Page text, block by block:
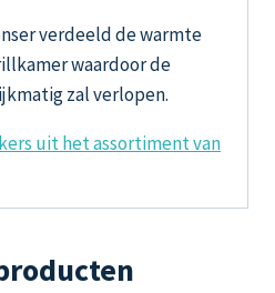
verdeeld de warmte
waardoor de
zal verlopen.
uit het assortiment van